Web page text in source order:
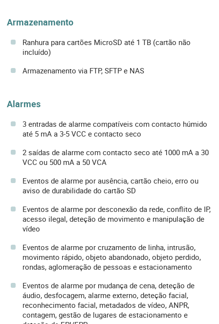
Armazenamento
Ranhura para cartões MicroSD até 1 TB (cartão não
incluído)
Armazenamento via FTP, SFTP e NAS
Alarmes
3 entradas de alarme compatíveis com contacto húmido
até 5 mA a 3-5 VCC e contacto seco
2 saídas de alarme com contacto seco até 1000 mA a 30
VCC ou 500 mA a 50 VCA
Eventos de alarme por ausência, cartão cheio, erro ou
aviso de durabilidade do cartão SD
Eventos de alarme por desconexão da rede, conflito de IP,
acesso ilegal, deteção de movimento e manipulação de
vídeo
Eventos de alarme por cruzamento de linha, intrusão,
movimento rápido, objeto abandonado, objeto perdido,
rondas, aglomeração de pessoas e estacionamento
Eventos de alarme por mudança de cena, deteção de
áudio, desfocagem, alarme externo, deteção facial,
reconhecimento facial, metadados de vídeo, ANPR,
contagem, gestão de lugares de estacionamento e